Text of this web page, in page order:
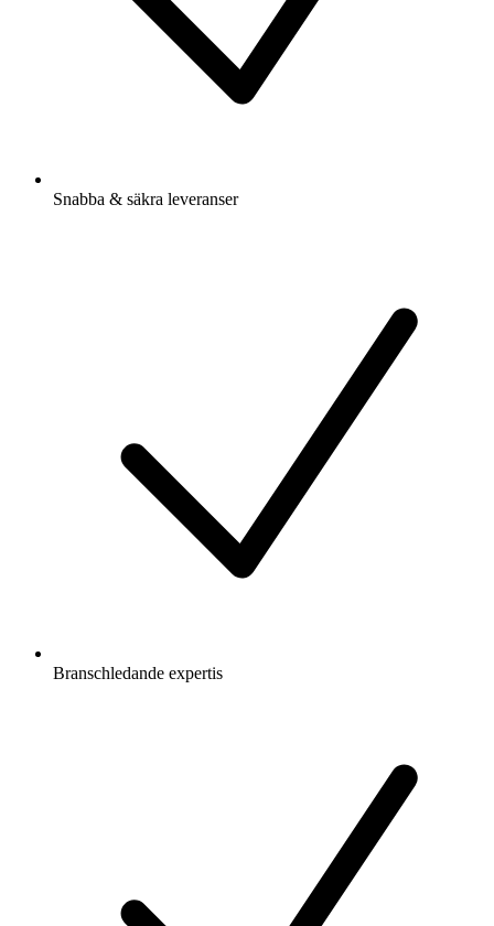
Snabba & säkra leveranser
Branschledande expertis